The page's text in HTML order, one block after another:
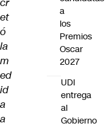
et
ó
la
m
ed
id
a
a
a
los
Premios
Oscar
2027
UDI
entrega
al
Gobierno